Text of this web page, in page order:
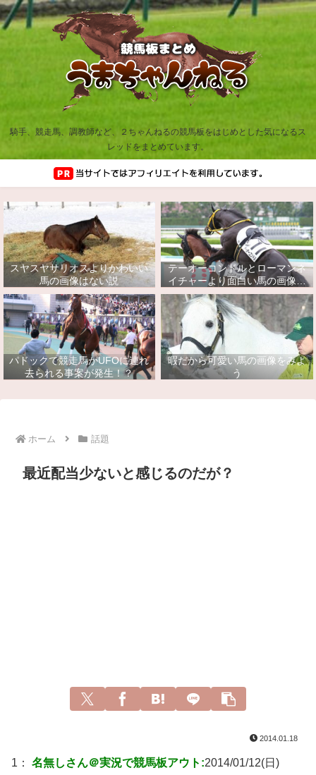
騎手、競走馬、調教師など、２ちゃんねるの競馬板をはじめとした気になるス
レッドをまとめています。
スヤスヤサリオスよりかわいい
馬の画像はない説
テーオーコンドルとローマンネ
イチャーより面白い馬の画像っ
てあるの？
パドックで競走馬がUFOに連れ
去られる事案が発生！？
暇だから可愛い馬の画像をみよ
う
ホーム 話題
最近配当少ないと感じるのだが？
2014.01.18
1： 名無しさん＠実況で競馬板アウト:2014/01/12(日)